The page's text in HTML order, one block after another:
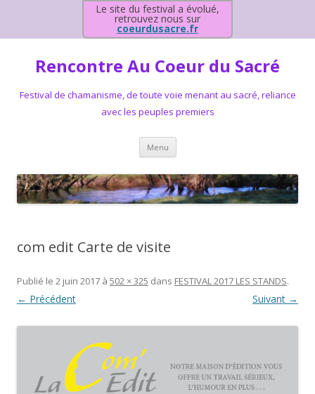
Le site du festival a évolué,
retrouvez nous sur
coeurdusacre.fr
Rencontre Au Coeur du Sacré
Festival de chamanisme, de toute voie menant au sacré, reliance
avec les peuples premiers
Menu Aller au contenu principal
com edit Carte de visite
Publié le 2 juin 2017 à 502 × 325 dans FESTIVAL 2017 LES STANDS.
← Précédent Suivant →